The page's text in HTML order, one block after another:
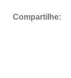
Compartilhe: